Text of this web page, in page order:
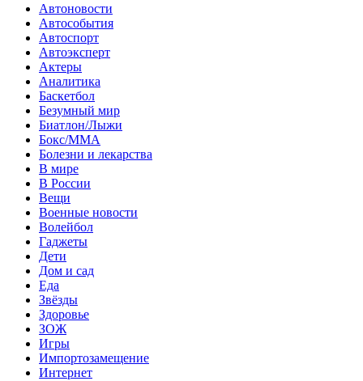
Автоновости
Автособытия
Автоспорт
Автоэксперт
Актеры
Аналитика
Баскетбол
Безумный мир
Биатлон/Лыжи
Бокс/MMA
Болезни и лекарства
В мире
В России
Вещи
Военные новости
Волейбол
Гаджеты
Дети
Дом и сад
Еда
Звёзды
Здоровье
ЗОЖ
Игры
Импортозамещение
Интернет